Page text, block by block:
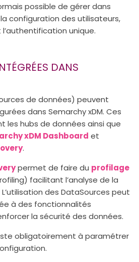
possible de gérer dans
configuration des utilisateurs,
unique.
DANS
de données) peuvent
dans Semarchy xDM. Ces
les hubs de données ainsi que
xDM Dashboard et
.
permet de faire du profilage
facilitant l’analyse de la
des DataSources peut
à des fonctionnalités
la sécurité des données.
obligatoirement à paramétrer